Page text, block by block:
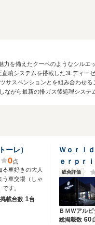
を備えたクーペのようなシル
噴システムを搭載した3Lディ
スペンションとを組み合わせ
がら最新の排ガス後処理システ
ーレ）
0点
る車好きの大人
う車交場（しゃ
す。
掲載台数 1台
Ｗｏｒｌ
ｅｒｐｒ
ーム
総合評価
ＢＭＷアル
総掲載数 60